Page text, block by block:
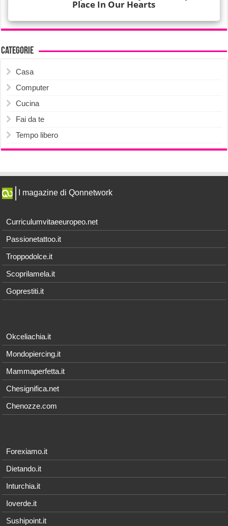
Categorie
Casa
Computer
Cucina
Fai da te
Tempo libero
I magazine di Qonnetwork
Curriculumvitaeeuropeo.net
Passionetattoo.it
Troppodolce.it
Scoprilamela.it
Goprestiti.it
Okceliachia.it
Mondopiercing.it
Mammaperfetta.it
Chesignifica.net
Chenozze.com
Forexiamo.it
Dietando.it
Inturchia.it
Ioverde.it
Sushipoint.it